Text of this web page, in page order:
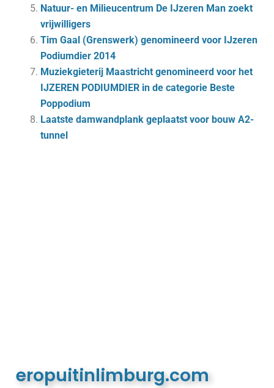
Natuur- en Milieucentrum De IJzeren Man zoekt
vrijwilligers
Tim Gaal (Grenswerk) genomineerd voor IJzeren
Podiumdier 2014
Muziekgieterij Maastricht genomineerd voor het
IJZEREN PODIUMDIER in de categorie Beste
Poppodium
Laatste damwandplank geplaatst voor bouw A2-
tunnel
eropuitinlimburg.com